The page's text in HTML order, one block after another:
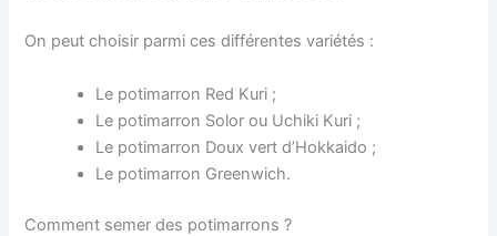
On peut choisir parmi ces différentes variétés :
Le potimarron Red Kuri ;
Le potimarron Solor ou Uchiki Kuri ;
Le potimarron Doux vert d’Hokkaido ;
Le potimarron Greenwich.
Comment semer des potimarrons ?